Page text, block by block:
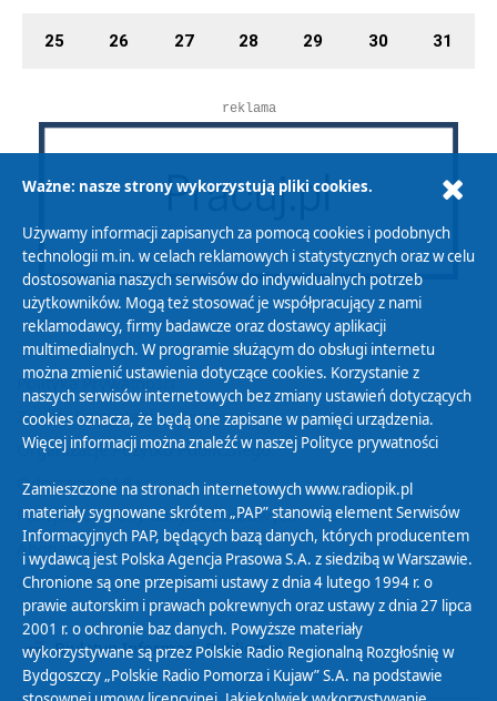
25 26 27 28 29 30 31
reklama
Polityka Prywatności
Zasady korzystania z Serwisu
Organizacje Pożytku Publicznego
Cyfryzacja DAB+
Polityka ochrony danych osobowych
Abonament
Zamówienia publiczne
Biuletyn Informacji Publicznej
Ważne: nasze strony wykorzystują pliki cookies.
Używamy informacji zapisanych za pomocą cookies i podobnych
technologii m.in. w celach reklamowych i statystycznych oraz w celu
dostosowania naszych serwisów do indywidualnych potrzeb
użytkowników. Mogą też stosować je współpracujący z nami
reklamodawcy, firmy badawcze oraz dostawcy aplikacji
multimedialnych. W programie służącym do obsługi internetu
można zmienić ustawienia dotyczące cookies. Korzystanie z
naszych serwisów internetowych bez zmiany ustawień dotyczących
cookies oznacza, że będą one zapisane w pamięci urządzenia.
Więcej informacji można znaleźć w naszej Polityce prywatności
Zamieszczone na stronach internetowych www.radiopik.pl
materiały sygnowane skrótem „PAP” stanowią element Serwisów
Informacyjnych PAP, będących bazą danych, których producentem
i wydawcą jest Polska Agencja Prasowa S.A. z siedzibą w Warszawie.
Chronione są one przepisami ustawy z dnia 4 lutego 1994 r. o
prawie autorskim i prawach pokrewnych oraz ustawy z dnia 27 lipca
2001 r. o ochronie baz danych. Powyższe materiały
wykorzystywane są przez Polskie Radio Regionalną Rozgłośnię w
Bydgoszczy „Polskie Radio Pomorza i Kujaw” S.A. na podstawie